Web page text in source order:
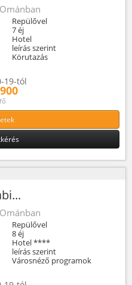
Repülővel
7 éj
Hotel
leírás szerint
Körutazás
19-tól
Repülővel
8 éj
Hotel ****
leírás szerint
Városnéző programok